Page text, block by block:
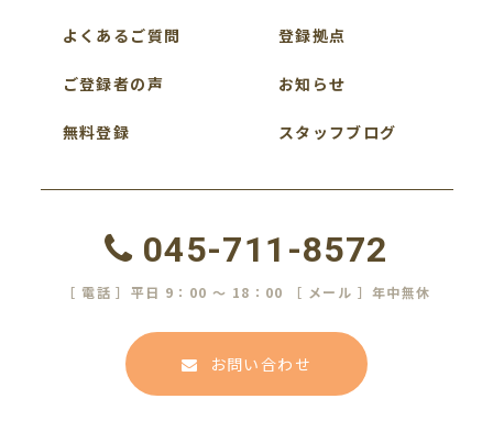
よくあるご質問
ご登録者の声
無料登録
登録拠点
お知らせ
スタッフブログ
045-711-8572
［ 電話 ］平日 9：00 ～ 18：00 ［ メール ］年中無休
お問い合わせ